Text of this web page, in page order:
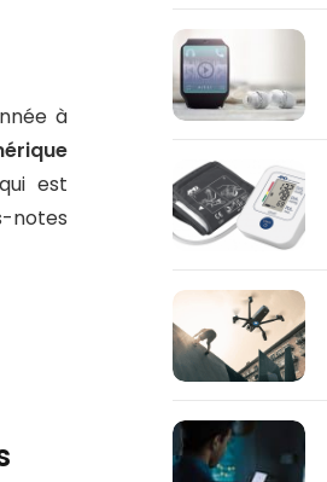
à
est
notes